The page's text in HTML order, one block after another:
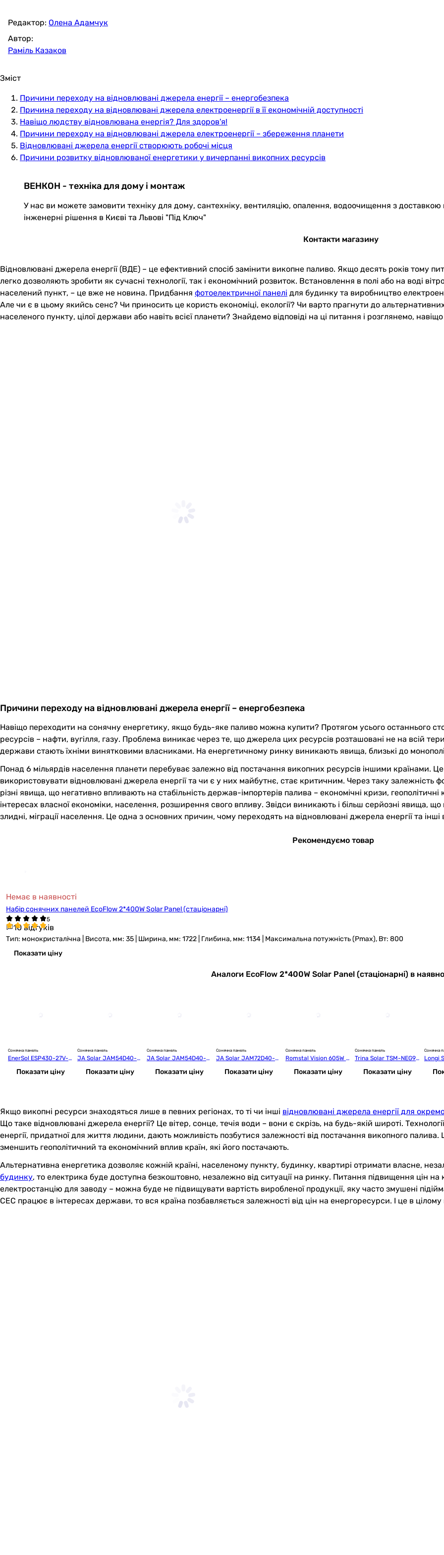
Редактор: Олена Адамчук
Автор:
Раміль Казаков
Зміст
Причини переходу на відновлювані джерела енергії – енергобезпека
Причина переходу на відновлювані джерела електроенергії в її економічній доступності
Навіщо людству відновлювана енергія? Для здоров'я!
Причини переходу на відновлювані джерела електроенергії – збереження планети
Відновлювані джерела енергії створюють робочі місця
Причини розвитку відновлюваної енергетики у вичерпанні викопних ресурсів
ВЕНКОН - техніка для дому і монтаж
У нас ви можете замовити техніку для дому, сантехніку, вентиляцію, опалення, водоочищення з доставкою
інженерні рішення в Києві та Львові "Під Ключ"
Контакти магазину
Відновлювані джерела енергії (ВДЕ) – це ефективний спосіб замінити викопне паливо. Якщо десять років тому
легко дозволяють зробити як сучасні технології, так і економічний розвиток. Встановлення в полі або на воді
населений пункт, – це вже не новина. Придбання фотоелектричної панелі для будинку та виробництво
Але чи є в цьому якийсь сенс? Чи приносить це користь економіці, екології? Чи варто прагнути до
населеного пункту, цілої держави або навіть всієї планети? Знайдемо відповіді на ці питання і розглянемо,
Причини переходу на відновлювані джерела енергії – енергобезпека
Навіщо переходити на сонячну енергетику, якщо будь-яке паливо можна купити? Протягом усього останнього
ресурсів – нафти, вугілля, газу. Проблема виникає через те, що джерела цих ресурсів розташовані не на всій
держави стають їхніми винятковими власниками. На енергетичному ринку виникають явища, близькі до
Понад 6 мільярдів населення планети перебуває залежно від постачання викопних ресурсів іншими країнами.
використовувати відновлювані джерела енергії та чи є у них майбутнє, стає критичним. Через таку залежність
різні явища, що негативно впливають на стабільність держав-імпортерів палива – економічні кризи,
інтересах власної економіки, населення, розширення свого впливу. Звідси виникають і більш серйозні явища,
злидні, міграції населення. Це одна з основних причин, чому переходять на відновлювані джерела енергії та інші
Рекомендуємо товар
Немає в наявності
Набір сонячних панелей EcoFlow 2*400W Solar Panel (стаціонарні)
10 відгуків
Тип: монокристалічна | Висота, мм: 35 | Ширина, мм: 1722 | Глибина, мм: 1134 | Максимальна потужність (Pmax), Вт: 800
Показати ціну
Аналоги EcoFlow 2*400W Solar Panel (стаціонарні) в
Сонячна панель
EnerSol ESP430-27V-M
Показати ціну
Сонячна панель
JA Solar JAM54D40-4
70/LR Mono Black Fra
Показати ціну
Сонячна панель
JA Solar JAM54D40-4
65/LB Black Frame Bif
acialПоказати ціну
Сонячна панель
JA Solar JAM72D40-6
Показати ціну
Сонячна панель
Romstal Vision 605W B
ifacial Mono (RV605-3
6V-MHD)
Показати ціну
Сонячна панель
Trina Solar TSM-NEG9
Показати ціну
Сонячна
Longi
8-
Якщо викопні ресурси знаходяться лише в певних регіонах, то ті чи інші відновлювані джерела енергії для
Що таке відновлювані джерела енергії? Це вітер, сонце, течія води – вони є скрізь, на будь-якій широті.
енергії, придатної для життя людини, дають можливість позбутися залежності від постачання викопного
зменшить геополітичний та економічний вплив країн, які його постачають.
Альтернативна енергетика дозволяє кожній країні, населеному пункту, будинку, квартирі отримати власне,
будинку, то електрика буде доступна безкоштовно, незалежно від ситуації на ринку. Питання підвищення цін
електростанцію для заводу – можна буде не підвищувати вартість виробленої продукції, яку часто змушені
СЕС працює в інтересах держави, то вся країна позбавляється залежності від цін на енергоресурси. І це в цілому